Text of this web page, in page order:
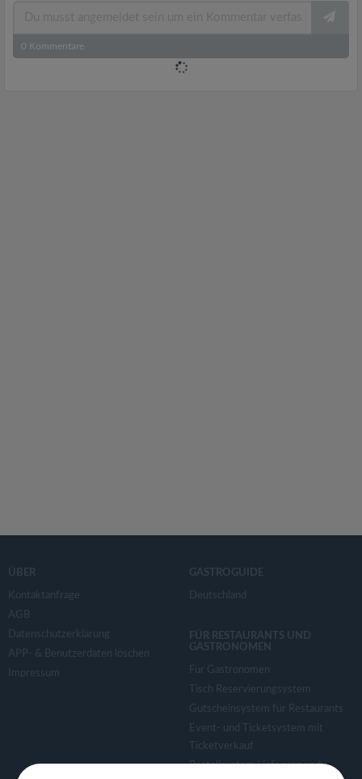
0 Kommentare
ÜBER
Kontaktanfrage
AGB
Datenschutzerklärung
APP- & Benutzerdaten löschen
Impressum
GASTROGUIDE
Deutschland
FÜR RESTAURANTS UND
GASTRONOMEN
Für Gastronomen
Tisch Reservierungsystem
Gutscheinsystem für Restaurants
Event- und Ticketsystem mit
Ticketverkauf
Bestellsystem Lieferung und